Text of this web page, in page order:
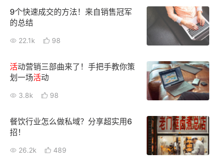
品牌消费观
新零售资讯
培训课程
私域课程
增长俱乐部
增长俱乐部
9个快速成交的方法！来自销售冠军
的总结
22.1k 98
活动营销三部曲来了！手把手教你策
划一场活动
3.8k 98
餐饮行业怎么做私域？分享超实用6
招！
26.2k 489